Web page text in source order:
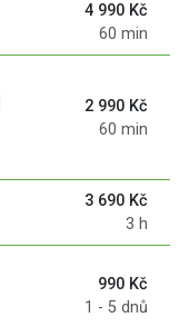
4 990 Kč
60 min
2 990 Kč
60 min
3 690 Kč
3 h
990 Kč
1 - 5 dnů